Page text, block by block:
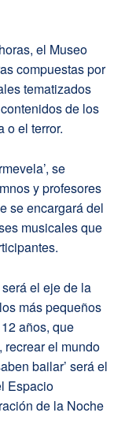
el Museo
compuestas por
tematizados
de los
o el terror.
se
y profesores
se encargará del
musicales que
el eje de la
más pequeños
años, que
recrear el mundo
bailar’ será el
Espacio
de la Noche